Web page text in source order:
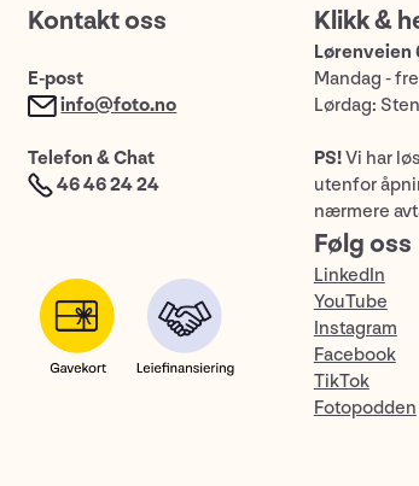
Kontakt oss
E-post
info@foto.no
Telefon & Chat
46 46 24 24
Klikk &
Lørenveien
Mandag -
Lørdag:
PS!Vi har
utenfor
nærmere
Følg oss
LinkedIn
YouTube
Instagram
Facebook
TikTok
Fotopodden